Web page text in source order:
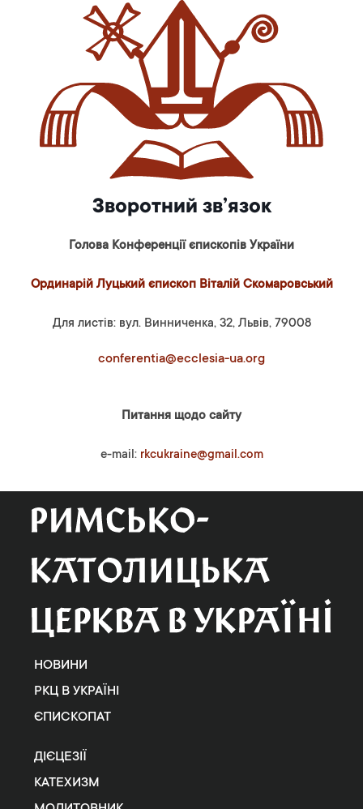
Зворотний зв’язок
Голова Конференції єпископів України
Ординарій Луцький єпископ Віталій Скомаровський
Для листів: вул. Винниченка, 32, Львів, 79008
conferentia@ecclesia-ua.org
Питання щодо сайту
e-mail: rkcukraine@gmail.com
НОВИНИ
РКЦ В УКРАЇНІ
ЄПИСКОПАТ
ДІЄЦЕЗІЇ
КАТЕХИЗМ